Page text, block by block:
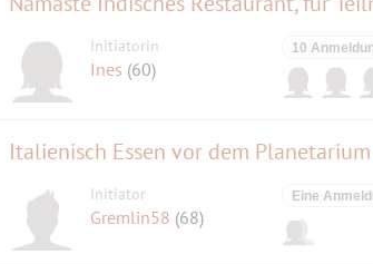
Initiatorin
Ines (60)
10
Italienisch Essen vor dem
Initiator
Gremlin58 (68)
Eine